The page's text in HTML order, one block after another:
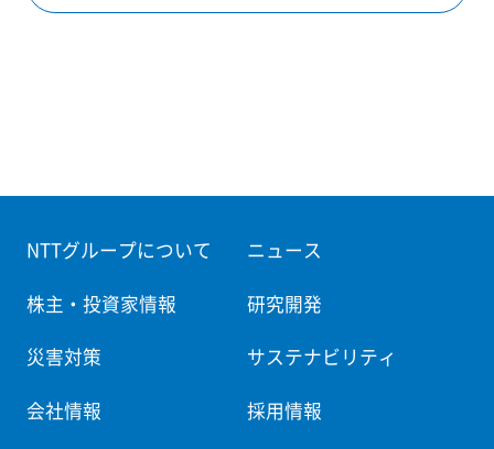
NTTグループについて ニュース
株主・投資家情報 研究開発
災害対策 サステナビリティ
会社情報 採用情報